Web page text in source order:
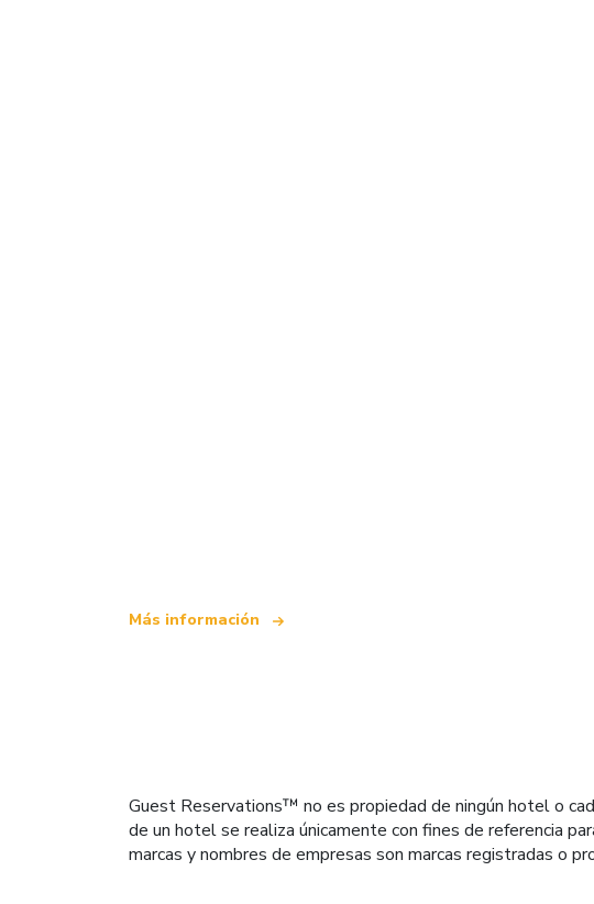
Más información
Guest Reservations™ no es propiedad de ningún hotel o
de un hotel se realiza únicamente con fines de referencia
marcas y nombres de empresas son marcas registradas o